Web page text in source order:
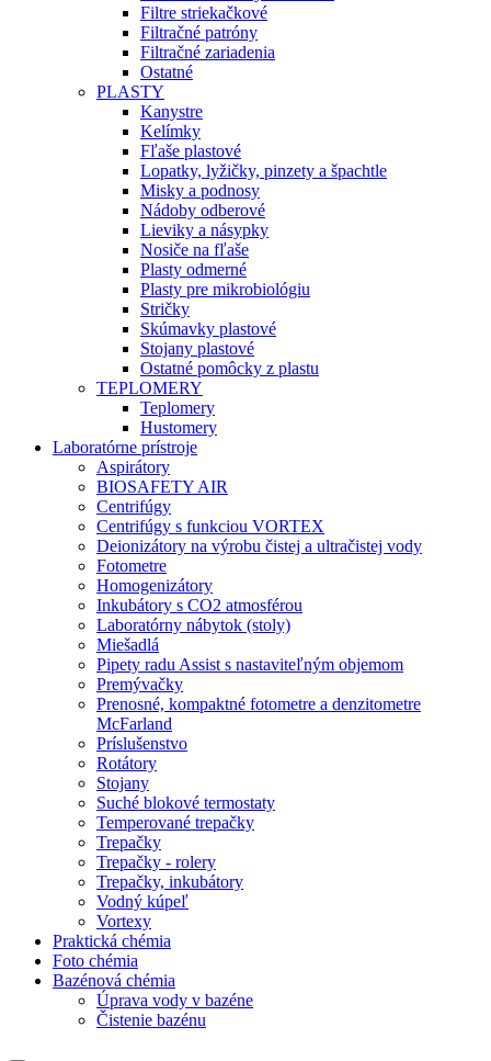
Filtre striekačkové
Filtračné patróny
Filtračné zariadenia
Ostatné
PLASTY
Kanystre
Kelímky
Fľaše plastové
Lopatky, lyžičky, pinzety a špachtle
Misky a podnosy
Nádoby odberové
Lieviky a násypky
Nosiče na fľaše
Plasty odmerné
Plasty pre mikrobiológiu
Stričky
Skúmavky plastové
Stojany plastové
Ostatné pomôcky z plastu
TEPLOMERY
Teplomery
Hustomery
Laboratórne prístroje
Aspirátory
BIOSAFETY AIR
Centrifúgy
Centrifúgy s funkciou VORTEX
Deionizátory na výrobu čistej a ultračistej vody
Fotometre
Homogenizátory
Inkubátory s CO2 atmosférou
Laboratórny nábytok (stoly)
Miešadlá
Pipety radu Assist s nastaviteľným objemom
Premývačky
Prenosné, kompaktné fotometre a denzitometre
McFarland
Príslušenstvo
Rotátory
Stojany
Suché blokové termostaty
Temperované trepačky
Trepačky
Trepačky - rolery
Trepačky, inkubátory
Vodný kúpeľ
Vortexy
Praktická chémia
Foto chémia
Bazénová chémia
Úprava vody v bazéne
Čistenie bazénu